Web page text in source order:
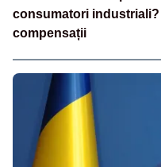
consumatori
compensații